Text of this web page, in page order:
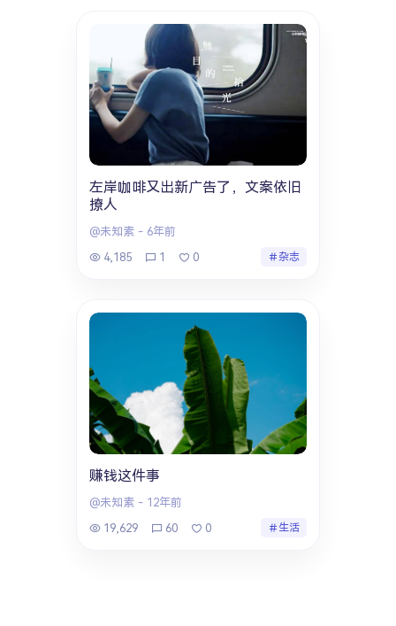
左岸咖啡又出新广告了，文案依旧
撩人
@未知素 - 6年前
4,185
1 0 杂志
赚钱这件事
@未知素 - 12年前
19,629
60 0 生活